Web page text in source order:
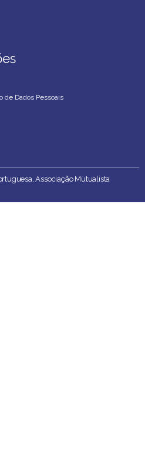
de Dados Pessoais
Associação Mutualista